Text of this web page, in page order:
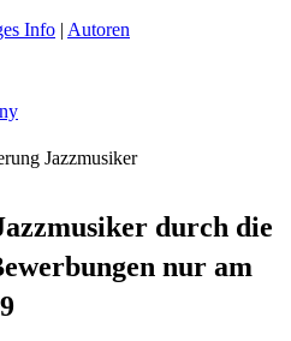
Info | Autoren
durch die
nur am